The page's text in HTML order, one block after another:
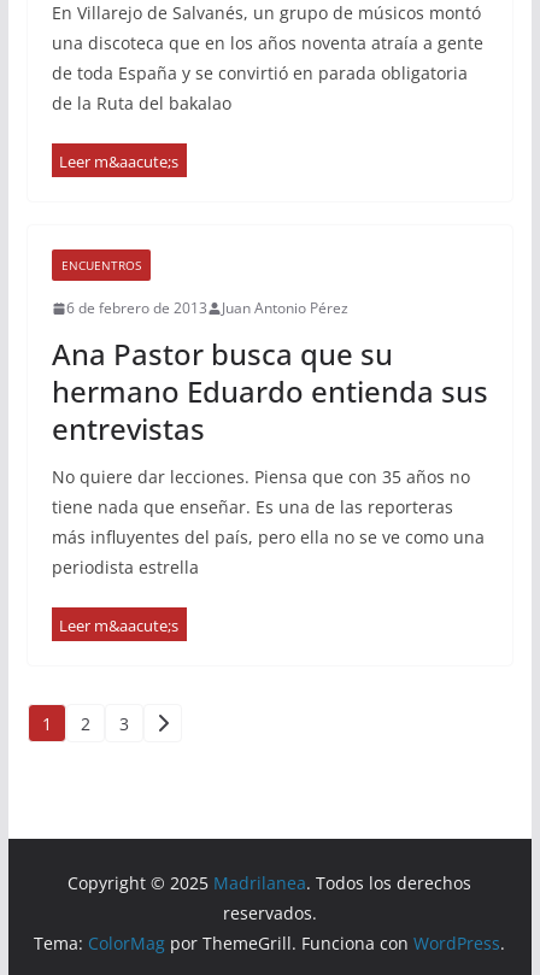
En Villarejo de Salvanés, un grupo de músicos montó
una discoteca que en los años noventa atraía a gente
de toda España y se convirtió en parada obligatoria
de la Ruta del bakalao
ENCUENTROS
6 de febrero de 2013 Juan Antonio Pérez
Ana Pastor busca que su
hermano Eduardo entienda sus
entrevistas
No quiere dar lecciones. Piensa que con 35 años no
tiene nada que enseñar. Es una de las reporteras
más influyentes del país, pero ella no se ve como una
periodista estrella
Paginación
entradas
1 2 3
Copyright © 2025 Madrilanea. Todos los derechos
reservados.
Tema: ColorMag por ThemeGrill. Funciona conWordPress.